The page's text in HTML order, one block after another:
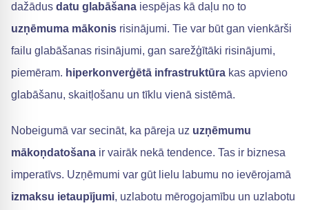
dažādus datu glabāšana iespējas kā daļu no to
uzņēmuma mākonis risinājumi. Tie var būt gan vienkārši
failu glabāšanas risinājumi, gan sarežģītāki risinājumi,
piemēram. hiperkonverģētā infrastruktūra kas apvieno
glabāšanu, skaitļošanu un tīklu vienā sistēmā.
Nobeigumā var secināt, ka pāreja uz uzņēmumu
mākoņdatošana ir vairāk nekā tendence. Tas ir biznesa
imperatīvs. Uzņēmumi var gūt lielu labumu no ievērojamā
izmaksu ietaupījumi, uzlabotu mērogojamību un uzlabotu